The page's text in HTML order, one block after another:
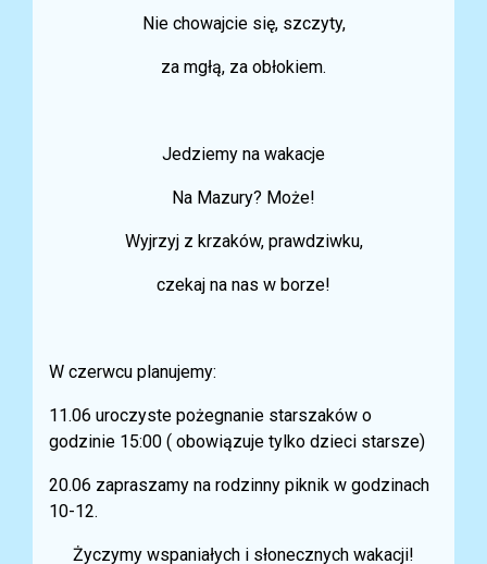
Nie chowajcie się, szczyty,
za mgłą, za obłokiem.
Jedziemy na wakacje
Na Mazury? Może!
Wyjrzyj z krzaków, prawdziwku,
czekaj na nas w borze!
W czerwcu planujemy:
11.06 uroczyste pożegnanie starszaków o
godzinie 15:00 ( obowiązuje tylko dzieci starsze)
20.06 zapraszamy na rodzinny piknik w godzinach
10-12.
Życzymy wspaniałych i słonecznych wakacji!